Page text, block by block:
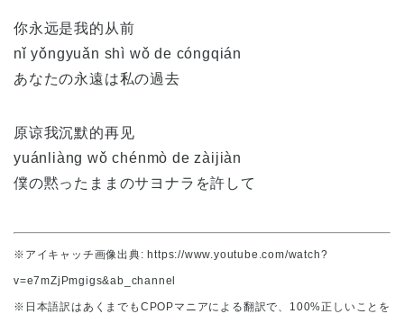
你永远是我的从前
nǐ yǒngyuǎn shì wǒ de cóngqián
あなたの永遠は私の過去
原谅我沉默的再见
yuánliàng wǒ chénmò de zàijiàn
僕の黙ったままのサヨナラを許して
※アイキャッチ画像出典: https://www.youtube.com/watch?
v=e7mZjPmgigs&ab_channel
※日本語訳はあくまでもCPOPマニアによる翻訳で、100%正しいことを